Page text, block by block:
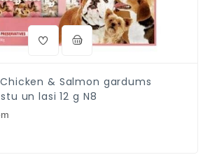
& Salmon gardums
un lasi 12 g N8